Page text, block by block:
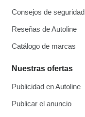
Consejos de seguridad
Reseñas de Autoline
Catálogo de marcas
Nuestras ofertas
Publicidad en Autoline
Publicar el anuncio